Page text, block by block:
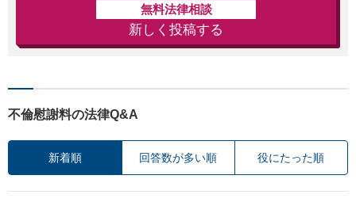
無料法律相談
新しく投稿する
不倫慰謝料の法律Q&A
新着順 回答数が多い順 役にたった順